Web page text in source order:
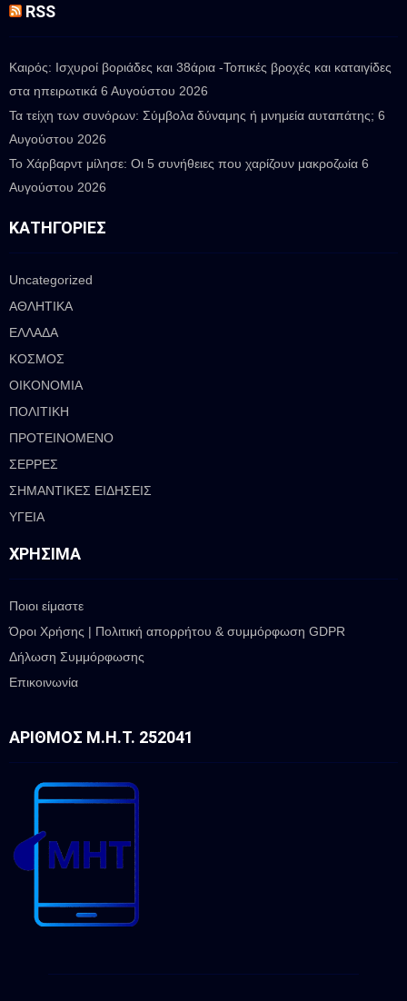
RSS
Καιρός: Ισχυροί βοριάδες και 38άρια -Τοπικές βροχές και καταιγίδες
στα ηπειρωτικά 6 Αυγούστου 2026
Τα τείχη των συνόρων: Σύμβολα δύναμης ή μνημεία αυταπάτης; 6
Αυγούστου 2026
Το Χάρβαρντ μίλησε: Οι 5 συνήθειες που χαρίζουν μακροζωία 6
Αυγούστου 2026
ΚΑΤΗΓΟΡΊΕΣ
Uncategorized
ΑΘΛΗΤΙΚΑ
ΕΛΛΑΔΑ
ΚΟΣΜΟΣ
ΟΙΚΟΝΟΜΙΑ
ΠΟΛΙΤΙΚΗ
ΠΡΟΤΕΙΝΟΜΕΝΟ
ΣΕΡΡΕΣ
ΣΗΜΑΝΤΙΚΕΣ ΕΙΔΗΣΕΙΣ
ΥΓΕΙΑ
ΧΡΉΣΙΜΑ
Ποιοι είμαστε
Όροι Χρήσης | Πολιτική απορρήτου & συμμόρφωση GDPR
Δήλωση Συμμόρφωσης
Επικοινωνία
ΑΡΙΘΜΌΣ Μ.Η.Τ. 252041